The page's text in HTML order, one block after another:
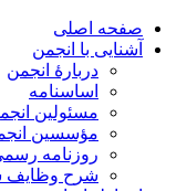
صفحه اصلی
آشنایی با انجمن
دربارۀ انجمن
اساسنامه
مسئولین انجمن
مؤسسین
روزنامه رسمی
شرح وظایف